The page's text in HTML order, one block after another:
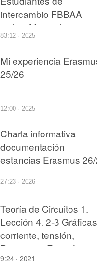
intercambio FBBAA
25/26: Matricula,
Reconocimiento y
83:12 · 2025
Mi experiencia
25/26
12:00 · 2025
Charla informativa
documentación
estancias Erasmus
15/07/2026
27:23 · 2026
Teoría de Circuitos 1.
Lección 4. 2-3 Gráficas
corriente, tensión,
Potencia y Energía en
condensador
9:24 · 2021